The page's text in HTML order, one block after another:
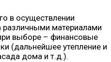
в осуществлении
различными материалами
выборе – финансовые
(дальнейшее утепление и
дома и т.д.).